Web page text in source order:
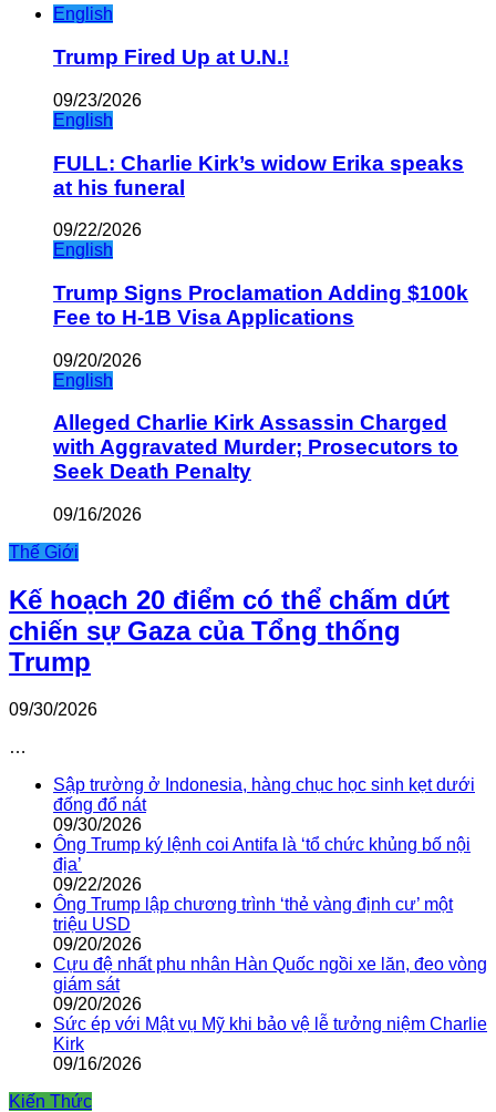
English
Trump Fired Up at U.N.!
09/23/2026
English
FULL: Charlie Kirk’s widow Erika speaks
at his funeral
09/22/2026
English
Trump Signs Proclamation Adding $100k
Fee to H-1B Visa Applications
09/20/2026
English
Alleged Charlie Kirk Assassin Charged
with Aggravated Murder; Prosecutors to
Seek Death Penalty
09/16/2026
Thế Giới
Kế hoạch 20 điểm có thể chấm dứt
chiến sự Gaza của Tổng thống
Trump
09/30/2026
…
Sập trường ở Indonesia, hàng chục học sinh kẹt dưới
đống đổ nát
09/30/2026
Ông Trump ký lệnh coi Antifa là ‘tổ chức khủng bố nội
địa’
09/22/2026
Ông Trump lập chương trình ‘thẻ vàng định cư’ một
triệu USD
09/20/2026
Cựu đệ nhất phu nhân Hàn Quốc ngồi xe lăn, đeo vòng
giám sát
09/20/2026
Sức ép với Mật vụ Mỹ khi bảo vệ lễ tưởng niệm Charlie
Kirk
09/16/2026
Kiến Thức